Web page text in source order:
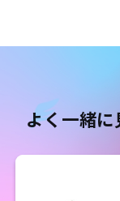
よく一緒